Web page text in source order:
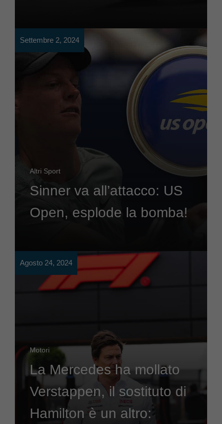
Settembre 2, 2024
Altri Sport
Sinner va all’attacco: US
Open, esplode la bomba!
Agosto 24, 2024
Motori
La Mercedes ha mollato
Verstappen, il sostituto di
Hamilton è un altro: